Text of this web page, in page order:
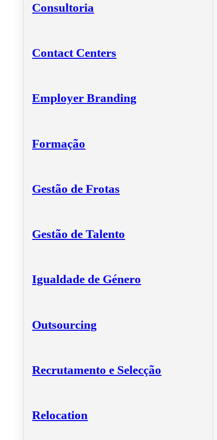
Consultoria
Contact Centers
Employer Branding
Formação
Gestão de Frotas
Gestão de Talento
Igualdade de Género
Outsourcing
Recrutamento e Selecção
Relocation